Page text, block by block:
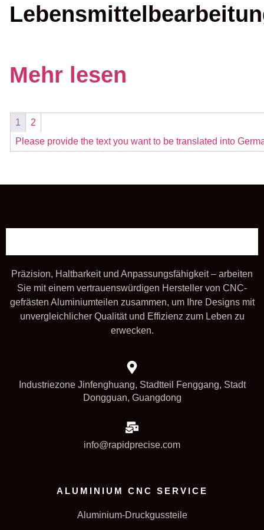
Mehr lesen
1
2
Please provide the text you want to be translated into
Präzision, Haltbarkeit und Anpassungsfähigkeit – arbeiten
Sie mit einem vertrauenswürdigen Hersteller von CNC-
gefrästen Aluminiumteilen zusammen, um Ihre Designs mit
unvergleichlicher Qualität und Effizienz zum Leben zu
erwecken.
Industriezone Jinfenghuang, Stadtteil Fenggang, Stadt
Dongguan, Guangdong
info@rapidprecise.com
ALUMINIUM CNC SERVICE
Aluminium-Druckgussteile